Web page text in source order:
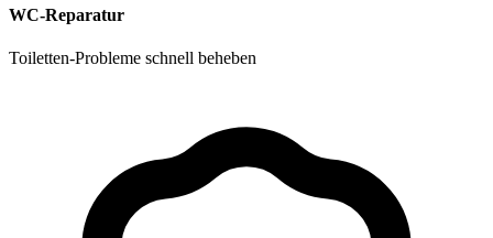
WC-Reparatur
Toiletten-Probleme schnell beheben